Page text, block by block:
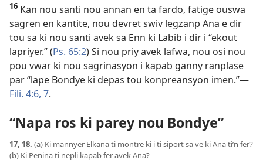
16 Kan nou santi nou annan en ta fardo, fatige ouswa
sagren en kantite, nou devret swiv legzanp Ana e dir
tou sa ki nou santi avek sa Enn ki Labib i dir i “ekout
lapriyer.” (Ps. 65:2) Si nou priy avek lafwa, nou osi nou
pou vwar ki nou sagrinasyon i kapab ganny ranplase
par “lape Bondye ki depas tou konpreansyon imen.”​—
Fili. 4:6, 7.
“Napa ros ki parey nou Bondye”
17, 18. (a) Ki mannyer Elkana ti montre ki i ti siport sa ve ki Ana ti’n fer?
(b) Ki Penina ti nepli kapab fer avek Ana?